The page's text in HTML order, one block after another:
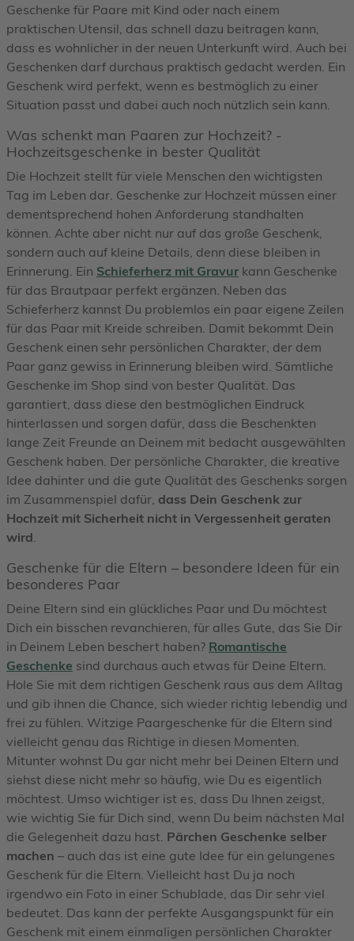
Geschenke für Paare mit Kind oder nach einem
praktischen Utensil, das schnell dazu beitragen kann,
dass es wohnlicher in der neuen Unterkunft wird. Auch bei
Geschenken darf durchaus praktisch gedacht werden. Ein
Geschenk wird perfekt, wenn es bestmöglich zu einer
Situation passt und dabei auch noch nützlich sein kann.
Was schenkt man Paaren zur Hochzeit? -
Hochzeitsgeschenke in bester Qualität
Die Hochzeit stellt für viele Menschen den wichtigsten
Tag im Leben dar. Geschenke zur Hochzeit müssen einer
dementsprechend hohen Anforderung standhalten
können. Achte aber nicht nur auf das große Geschenk,
sondern auch auf kleine Details, denn diese bleiben in
Erinnerung. Ein Schieferherz mit Gravur kann Geschenke
für das Brautpaar perfekt ergänzen. Neben das
Schieferherz kannst Du problemlos ein paar eigene Zeilen
für das Paar mit Kreide schreiben. Damit bekommt Dein
Geschenk einen sehr persönlichen Charakter, der dem
Paar ganz gewiss in Erinnerung bleiben wird. Sämtliche
Geschenke im Shop sind von bester Qualität. Das
garantiert, dass diese den bestmöglichen Eindruck
hinterlassen und sorgen dafür, dass die Beschenkten
lange Zeit Freunde an Deinem mit bedacht ausgewählten
Geschenk haben. Der persönliche Charakter, die kreative
Idee dahinter und die gute Qualität des Geschenks sorgen
im Zusammenspiel dafür, dass Dein Geschenk zur
Hochzeit mit Sicherheit nicht in Vergessenheit geraten
wird
Geschenke für die Eltern – besondere Ideen für ein
besonderes Paar
Deine Eltern sind ein glückliches Paar und Du möchtest
Dich ein bisschen revanchieren, für alles Gute, das Sie Dir
in Deinem Leben beschert haben? Romantische
Geschenke sind durchaus auch etwas für Deine Eltern.
Hole Sie mit dem richtigen Geschenk raus aus dem Alltag
und gib ihnen die Chance, sich wieder richtig lebendig und
frei zu fühlen. Witzige Paargeschenke für die Eltern sind
vielleicht genau das Richtige in diesen Momenten.
Mitunter wohnst Du gar nicht mehr bei Deinen Eltern und
siehst diese nicht mehr so häufig, wie Du es eigentlich
möchtest. Umso wichtiger ist es, dass Du Ihnen zeigst,
wie wichtig Sie für Dich sind, wenn Du beim nächsten Mal
die Gelegenheit dazu hast. Pärchen Geschenke selber
machen – auch das ist eine gute Idee für ein gelungenes
Geschenk für die Eltern. Vielleicht hast Du ja noch
irgendwo ein Foto in einer Schublade, das Dir sehr viel
bedeutet. Das kann der perfekte Ausgangspunkt für ein
Geschenk mit einem einmaligen persönlichen Charakter